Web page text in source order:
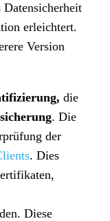
Datensicherheit
erleichtert.
Version
die
. Die
der
. Dies
Diese